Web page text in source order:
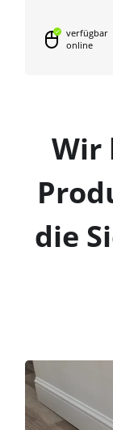
verfügbar
online
Wir
die